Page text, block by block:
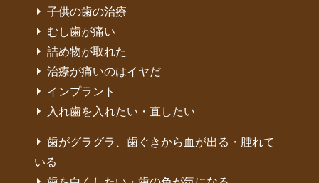
子供の歯の治療
むし歯が痛い
詰め物が取れた
治療が痛いのはイヤだ
インプラント
入れ歯を入れたい・直したい
歯がグラグラ、歯ぐきから血が出る・腫れて
いる